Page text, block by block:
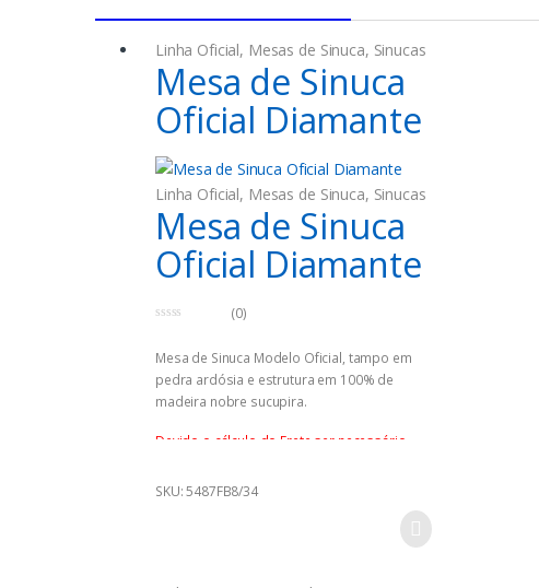
Linha Oficial, Mesas de Sinuca, Sinucas
Mesa de Sinuca
Oficial Diamante
Linha Oficial, Mesas de Sinuca, Sinucas
Mesa de Sinuca
Oficial Diamante
u
o
f
5
(0)
Mesa de Sinuca Modelo Oficial, tampo em
pedra ardósia e estrutura em 100% de
madeira nobre sucupira.
Devido o cálculo do Frete ser necessário
produto só pode ser comprado via
WhatsApp ou telefone, clique no botão para
SKU: 5487FB8/34